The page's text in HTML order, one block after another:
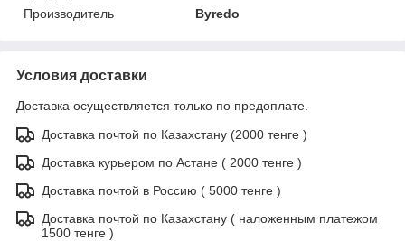
Производитель Byredo
Условия доставки
Доставка осуществляется только по предоплате.
Доставка почтой по Казахстану (2000 тенге )
Доставка курьером по Астане ( 2000 тенге )
Доставка почтой в Россию ( 5000 тенге )
Доставка почтой по Казахстану ( наложенным платежом
1500 тенге )